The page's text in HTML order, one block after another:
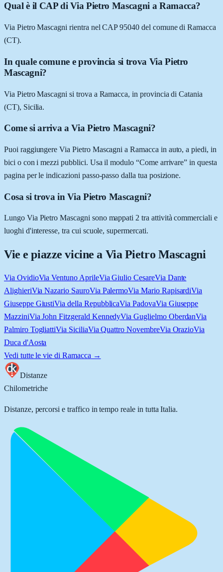
Qual è il CAP di Via Pietro Mascagni a Ramacca?
Via Pietro Mascagni rientra nel CAP 95040 del comune di Ramacca
(CT).
In quale comune e provincia si trova Via Pietro
Mascagni?
Via Pietro Mascagni si trova a Ramacca, in provincia di Catania
(CT), Sicilia.
Come si arriva a Via Pietro Mascagni?
Puoi raggiungere Via Pietro Mascagni a Ramacca in auto, a piedi, in
bici o con i mezzi pubblici. Usa il modulo “Come arrivare” in questa
pagina per le indicazioni passo-passo dalla tua posizione.
Cosa si trova in Via Pietro Mascagni?
Lungo Via Pietro Mascagni sono mappati 2 tra attività commerciali e
luoghi d'interesse, tra cui scuole, supermercati.
Vie e piazze vicine a Via Pietro Mascagni
Via OvidioVia Ventuno AprileVia Giulio CesareVia Dante
AlighieriVia Nazario SauroVia PalermoVia Mario RapisardiVia
Giuseppe GiustiVia della RepubblicaVia PadovaVia Giuseppe
MazziniVia John Fitzgerald KennedyVia Guglielmo OberdanVia
Palmiro TogliattiVia SiciliaVia Quattro NovembreVia OrazioVia
Duca d'Aosta
Vedi tutte le vie di Ramacca →
Distanze
Chilometriche
Distanze, percorsi e traffico in tempo reale in tutta Italia.